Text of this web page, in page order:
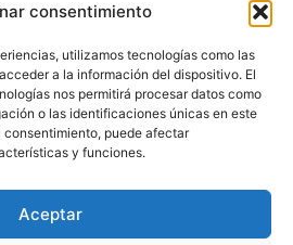
consentimiento
utilizamos tecnologías como las
a la información del dispositivo. El
nos permitirá procesar datos como
o las identificaciones únicas en este
puede afectar
y funciones.
Aceptar